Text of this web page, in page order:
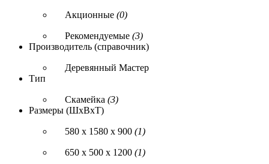
Акционные (0)
Рекомендуемые (3)
Производитель (справочник)
Деревянный Мастер
Тип
Скамейка (3)
Размеры (ШxВxТ)
580 х 1580 х 900 (1)
650 х 500 х 1200 (1)